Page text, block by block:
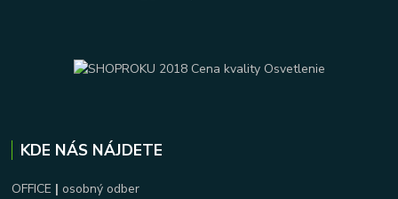
KDE NÁS NÁJDETE
OFFICE | osobný odber